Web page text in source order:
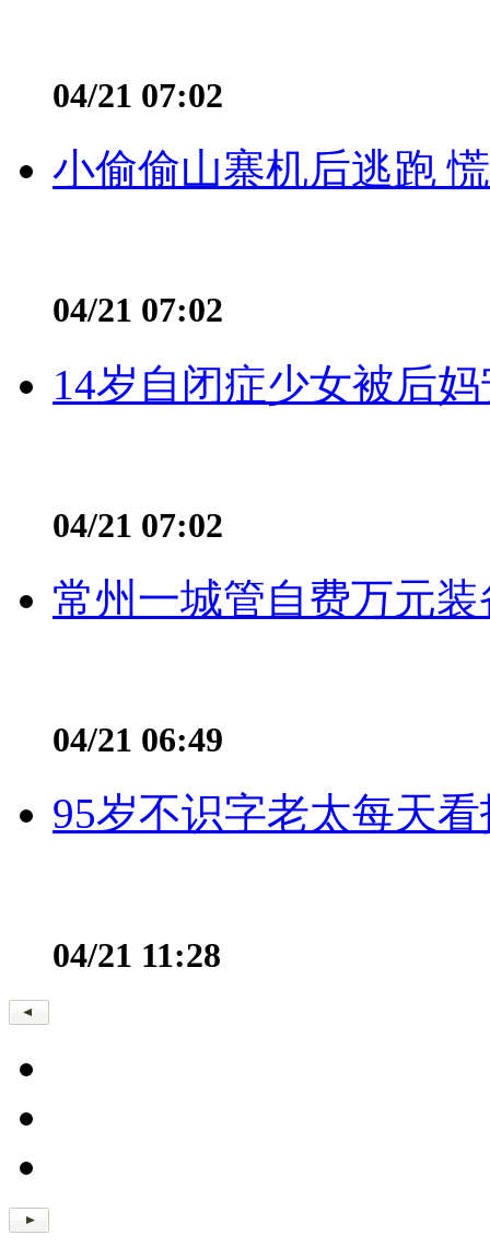
04/21 07:02
小偷偷山寨机后逃跑
04/21 07:02
14岁自闭症少女被后
04/21 07:02
常州一城管自费万元
04/21 06:49
95岁不识字老太每天
04/21 11:28